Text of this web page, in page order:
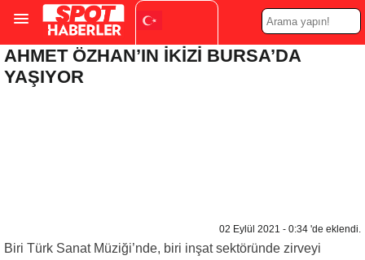
Turkish ▼
AHMET ÖZHAN’IN İKİZİ BURSA’DA
YAŞIYOR
02 Eylül 2021 - 0:34 'de eklendi.
Biri Türk Sanat Müziği’nde, biri inşat sektöründe zirveyi